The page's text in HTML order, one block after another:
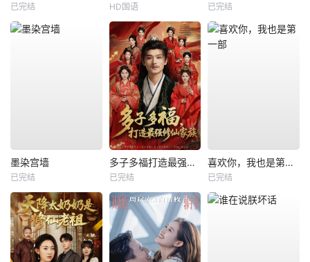
已完结 HD国语 已完结
墨染宫墙
已完结
多子多福打造最强修仙家族
已完结
喜欢你，我也是第一部
已完结